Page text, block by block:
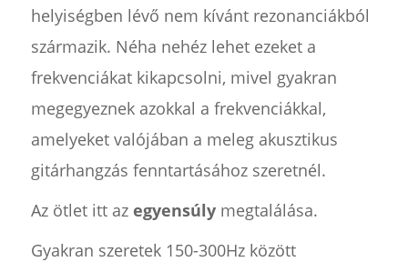
helyiségben lévő nem kívánt rezonanciákból
származik. Néha nehéz lehet ezeket a
frekvenciákat kikapcsolni, mivel gyakran
megegyeznek azokkal a frekvenciákkal,
amelyeket valójában a meleg akusztikus
gitárhangzás fenntartásához szeretnél.
Az ötlet itt az egyensúlymegtalálása.
Gyakran szeretek 150-300Hz között